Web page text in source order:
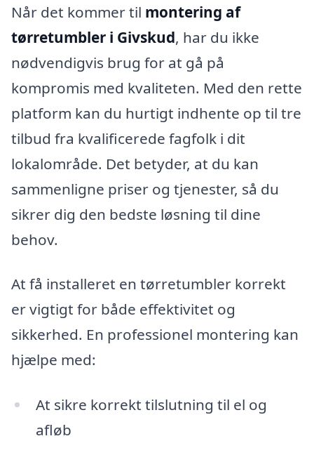
Når det kommer til montering af
tørretumbler i Givskud, har du ikke
nødvendigvis brug for at gå på
kompromis med kvaliteten. Med den rette
platform kan du hurtigt indhente op til tre
tilbud fra kvalificerede fagfolk i dit
lokalområde. Det betyder, at du kan
sammenligne priser og tjenester, så du
sikrer dig den bedste løsning til dine
behov.
At få installeret en tørretumbler korrekt
er vigtigt for både effektivitet og
sikkerhed. En professionel montering kan
hjælpe med:
At sikre korrekt tilslutning til el og
afløb